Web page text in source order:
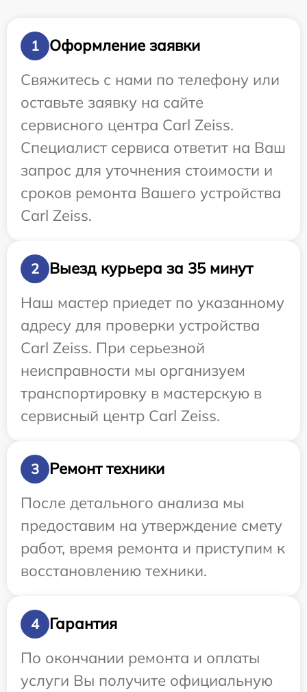
1
Оформление заявки
Свяжитесь с нами по телефону или
оставьте заявку на сайте
сервисного центра Carl Zeiss.
Специалист сервиса ответит на Ваш
запрос для уточнения стоимости и
сроков ремонта Вашего устройства
Carl Zeiss.
2
Выезд курьера за 35 минут
Наш мастер приедет по указанному
адресу для проверки устройства
Carl Zeiss. При серьезной
неисправности мы организуем
транспортировку в мастерскую в
сервисный центр Carl Zeiss.
3
Ремонт техники
После детального анализа мы
предоставим на утверждение смету
работ, время ремонта и приступим к
восстановлению техники.
4
Гарантия
По окончании ремонта и оплаты
услуги Вы получите официальную